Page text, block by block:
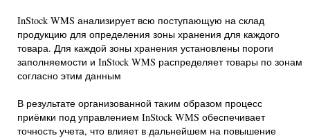
InStock WMS анализирует всю поступающую на склад
продукцию для определения зоны хранения для каждого
товара. Для каждой зоны хранения установлены пороги
заполняемости и InStock WMS распределяет товары по зонам
согласно этим данным
В результате организованной таким образом процесс
приёмки под управлением InStock WMS обеспечивает
точность учета, что влияет в дальнейшем на повышение